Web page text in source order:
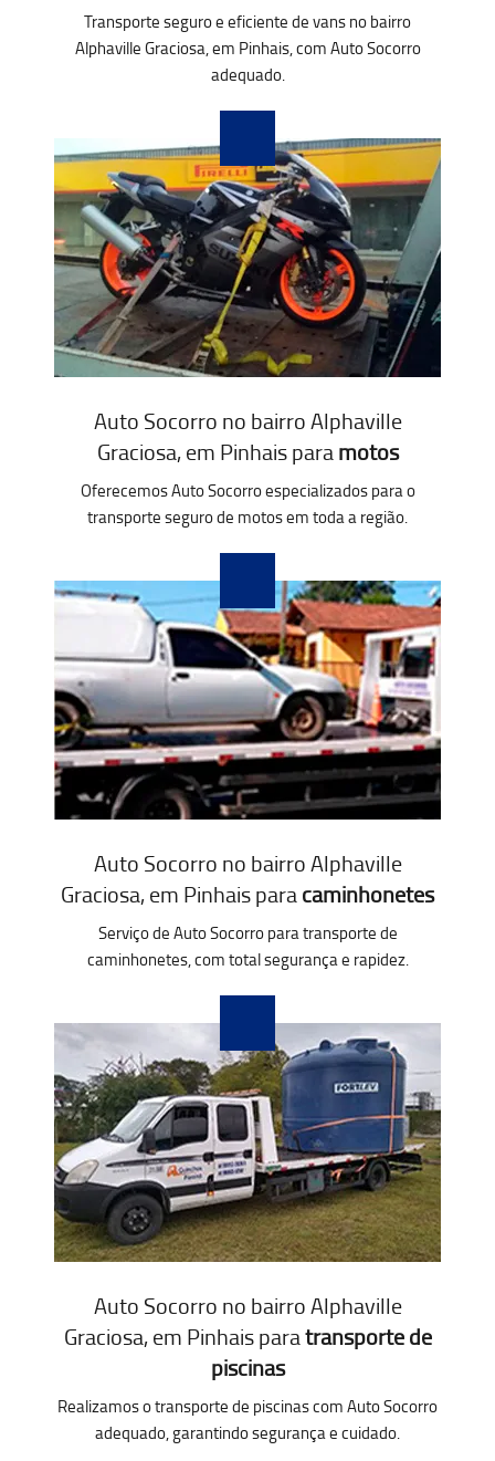
Transporte seguro e eficiente de vans no bairro
Alphaville Graciosa, em Pinhais, com Auto Socorro
adequado.
Auto Socorro no bairro Alphaville
Graciosa, em Pinhais paramotos
Oferecemos Auto Socorro especializados para o
transporte seguro de motos em toda a região.
Auto Socorro no bairro Alphaville
Graciosa, em Pinhais paracaminhonetes
Serviço de Auto Socorro para transporte de
caminhonetes, com total segurança e rapidez.
Auto Socorro no bairro Alphaville
Graciosa, em Pinhais paratransporte de
piscinas
Realizamos o transporte de piscinas com Auto Socorro
adequado, garantindo segurança e cuidado.